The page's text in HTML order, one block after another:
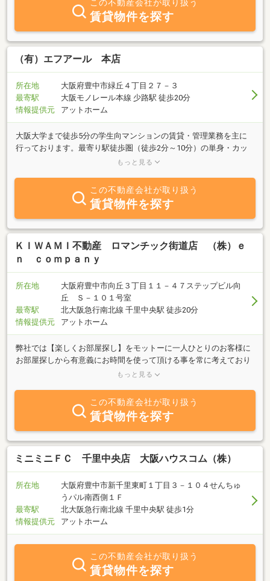
「売りたい」「買いたい」「借りたい」など、どのようなご希望で
もお気軽にご相談ください。お客様の条件やライフスタイルに合わ
せ、最適な物件をご提案いたします。ぜひ一度、お話をお聞かせい
ただければ幸いです。また当社では、新着物件を中心に、タイムリ
ーで的確なアドバイスができるよう努めております。現在の不動産
入に際しては、ご納得いただけるまでしっかりと寄り添い、無理な
営業や押し売りは一切いたしません。多くのお客様から信頼してい
ただける会社を目指し、これからも日々努力してまいります。今後
この不動産会社が取り扱う
賃貸物件を探す
（有）エフアール 本店
所在地
大阪府豊中市緑丘４丁目２７－３
最寄駅
大阪モノレール本線 少路駅 徒歩20分
情報提供元
アットホーム
大阪大学まで徒歩5分の学生向マンションの賃貸・管理業務を主に
行っております。最寄り駅徒歩圏（徒歩2分～10分）の単身・カッ
プル・ファミリー物件の賃貸・管理も始めました。現在、満室で稼
もっと見る
この不動産会社が取り扱う
賃貸物件を探す
ＫＩＷＡＭＩ不動産 ロマンチック街道店 （株）ｅ
ｎ ｃｏｍｐａｎｙ
所在地
大阪府豊中市向丘３丁目１１－４７ステップビル向
丘 Ｓ－１０１号室
最寄駅
北大阪急行南北線 千里中央駅 徒歩20分
情報提供元
アットホーム
弊社では【楽しくお部屋探し】をモットーに一人ひとりのお客様に
お部屋探しから有意義にお時間を使って頂ける事を常に考えており
ます。また【おうち探し極めてます。】をキャッチフレーズにし
ように努めております。「KIWAMI不動産」に携わって頂いたお客様
全ての方と長くお付き合い頂けることが弊社の喜びです。ご相談だ
けでも気軽に来店できる、そんなアットホームなお店です。
もっと見る
この不動産会社が取り扱う
賃貸物件を探す
ミニミニＦＣ 千里中央店 大阪ハウスコム（株）
所在地
大阪府豊中市新千里東町１丁目３－１０４せんちゅ
うパル南西側１Ｆ
最寄駅
北大阪急行南北線 千里中央駅 徒歩1分
情報提供元
アットホーム
この不動産会社が取り扱う
賃貸物件を探す